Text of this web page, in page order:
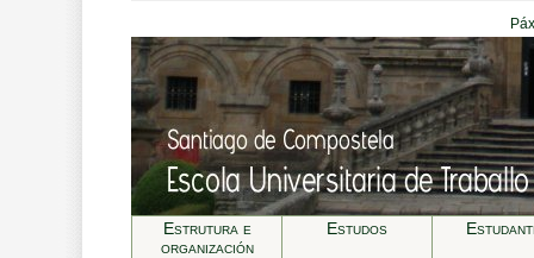
Estrutura e
organización
Estudos